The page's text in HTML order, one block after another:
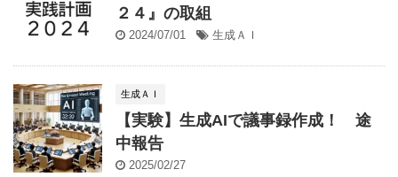
２４』の取組
2024/07/01 生成ＡＩ
生成ＡＩ
【実験】生成AIで議事録作成！ 途
中報告
2025/02/27